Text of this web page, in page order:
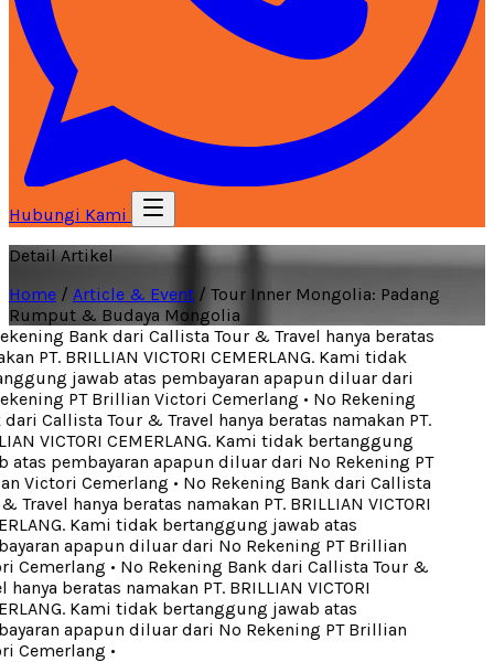
Hubungi Kami
Detail Artikel
Home / Article & Event / Tour Inner Mongolia: Padang
Rumput & Budaya Mongolia
Bank dari Callista Tour & Travel hanya beratas
PT. BRILLIAN VICTORI CEMERLANG. Kami tidak
jawab atas pembayaran apapun diluar dari
PT Brillian Victori Cemerlang• No Rekening
Callista Tour & Travel hanya beratas namakan PT.
VICTORI CEMERLANG. Kami tidak bertanggung
atas pembayaran apapun diluar dari No Rekening PT
Victori Cemerlang• No Rekening Bank dari Callista
Travel hanya beratas namakan PT. BRILLIAN VICTORI
Kami tidak bertanggung jawab atas
apapun diluar dari No Rekening PT Brillian
Cemerlang• No Rekening Bank dari Callista Tour &
hanya beratas namakan PT. BRILLIAN VICTORI
Kami tidak bertanggung jawab atas
apapun diluar dari No Rekening PT Brillian
Cemerlang•